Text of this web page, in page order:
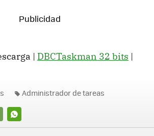
| DBCTaskman 32 bits |
WHATSAPP
Administrador de tareas